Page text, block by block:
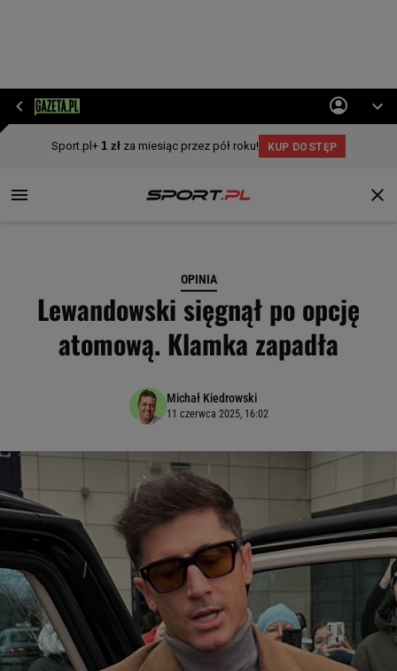
OPINIA
Lewandowski sięgnął po opcję
atomową. Klamka zapadła
Michał Kiedrowski
11 czerwca 2025, 16:02